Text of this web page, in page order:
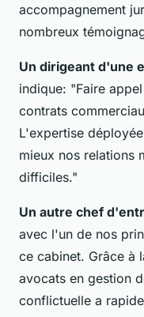
accompagnement
nombreux
Un dirigeant d'une
indique: "Faire
contrats
L'expertise
mieux nos relations
difficiles."
Un autre chef
avec l'un de nos
ce cabinet. Grâce à
avocats en gestion
conflictuelle a